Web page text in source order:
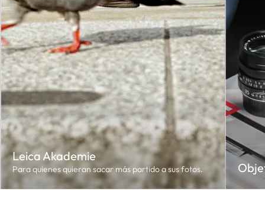
Leica Akademie
Para quienes quieran sacar más partido a sus fotos.